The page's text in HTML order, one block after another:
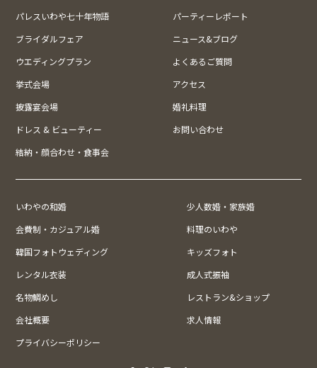
パレスいわや七十年物語
パーティーレポート
ブライダルフェア
ニュース&ブログ
ウエディングプラン
よくあるご質問
挙式会場
アクセス
披露宴会場
婚礼料理
ドレス & ビューティー
お問い合わせ
結納・顔合わせ・食事会
いわやの和婚
少人数婚・家族婚
会費制・カジュアル婚
料理のいわや
韓国フォトウェディング
キッズフォト
レンタル衣装
成人式振袖
名物鯛めし
レストラン&ショップ
会社概要
求人情報
プライバシーポリシー